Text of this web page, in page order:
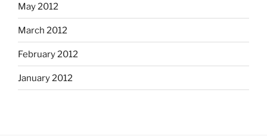
May 2012
March 2012
February 2012
January 2012